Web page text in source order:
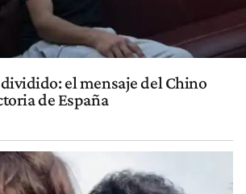
el mensaje del Chino
de España